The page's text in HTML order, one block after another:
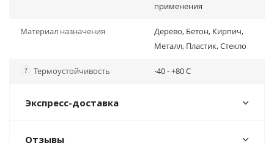
применения
Материал назначения
Дерево, Бетон, Кирпич,
Металл, Пластик, Стекло
? Термоустойчивость -40 - +80 C
Экспресс-доставка
Отзывы